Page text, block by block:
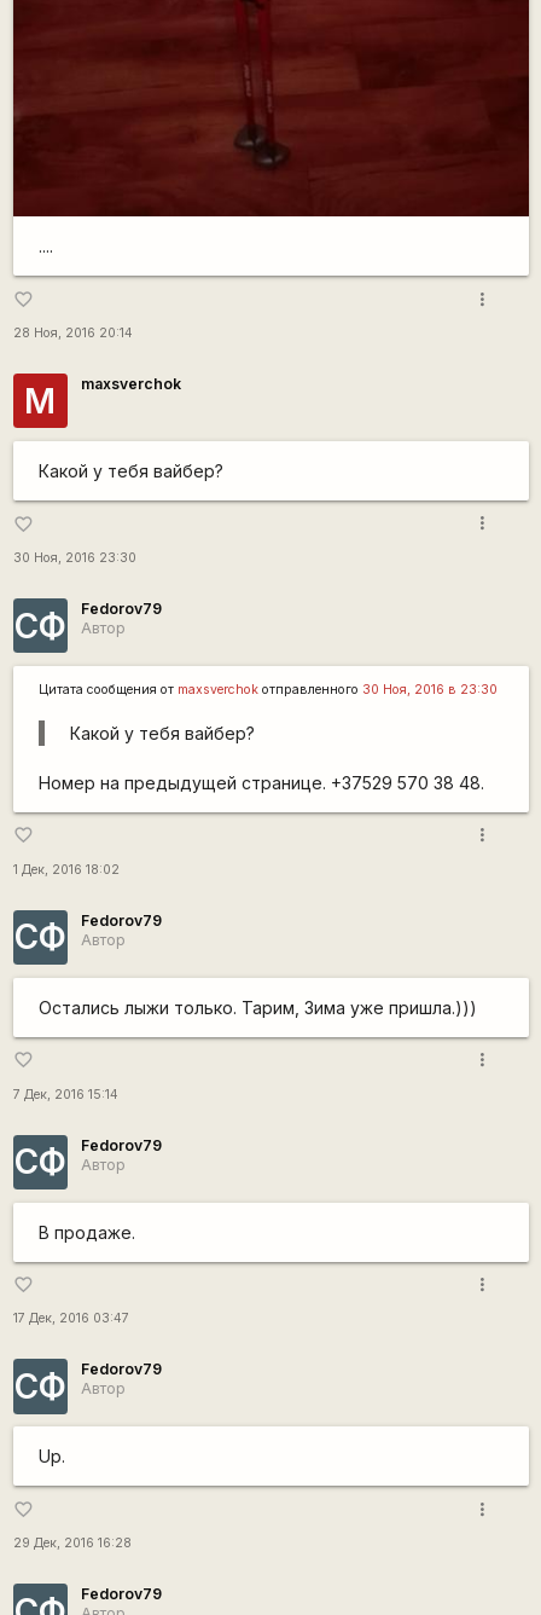
....
favorite_border
28 Ноя, 2016 20:14
more_vert
M maxsverchok
Какой у тебя вайбер?
favorite_border
30 Ноя, 2016 23:30
more_vert
СФ
Fedorov79
Автор
Цитата сообщения от maxsverchokотправленного 30 Ноя, 2016 в 23:30
Какой у тебя вайбер?
Номер на предыдущей странице. +37529 570 38 48.
favorite_border
1 Дек, 2016 18:02
more_vert
СФ
Fedorov79
Автор
Остались лыжи только. Тарим, Зима уже пришла.)))
favorite_border
7 Дек, 2016 15:14
more_vert
СФ
Fedorov79
Автор
В продаже.
favorite_border
17 Дек, 2016 03:47
more_vert
СФ
Fedorov79
Автор
Up.
favorite_border
29 Дек, 2016 16:28
more_vert
Fedorov79